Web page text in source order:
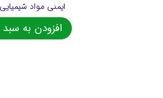
ایمنی مواد
افزودن به